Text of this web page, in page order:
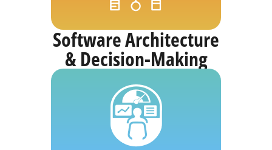
Software Architecture
& Decision-Making